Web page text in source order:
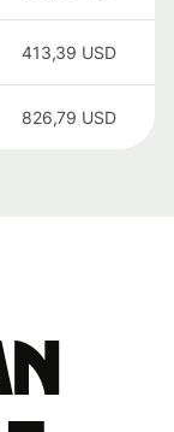
413,39 USD
826,79 USD